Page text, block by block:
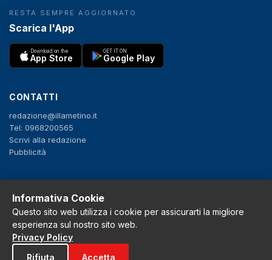
RESTA SEMPRE AGGIORNATO
Scarica l'App
Download on the
App Store
GET IT ON
Google Play
CONTATTI
redazione@illametino.it
Tel: 0968200565
Scrivi alla redazione
Pubblicità
f X IG YT
Privacy Policy
Cookie Policy
Informativa Cookie
Questo sito web utilizza i cookie per assicurarti la migliore
esperienza sul nostro sito web.
Privacy Policy
Rifiuta
Accetta